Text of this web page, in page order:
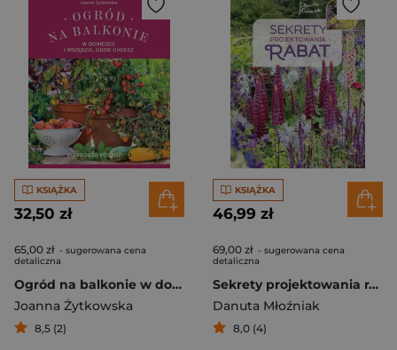
KSIĄŻKA
32,50 zł
65,00 zł - sugerowana cena
detaliczna
Ogród na balkonie w doniczce i wszędzie gdzie chcesz
Joanna Żytkowska
8,5 (2)
KSIĄŻKA
46,99 zł
69,00 zł - sugerowana cena
detaliczna
Sekrety projektowania rabat
Danuta Młoźniak
8,0 (4)